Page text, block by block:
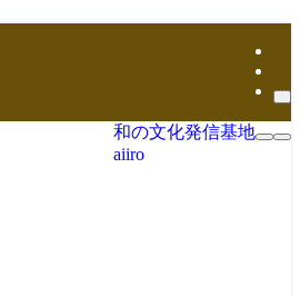
和の文化発信基地
aiiro